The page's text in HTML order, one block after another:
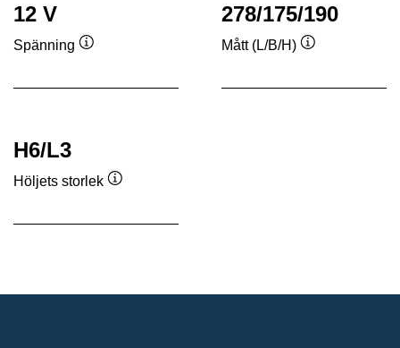
12 V
Spänning
278/175/190
Mått (L/B/H)
H6/L3
Höljets storlek